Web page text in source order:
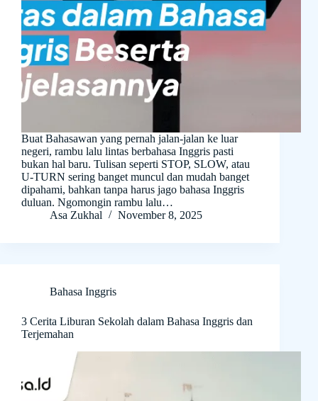
Buat Bahasawan yang pernah jalan-jalan ke luar
negeri, rambu lalu lintas berbahasa Inggris pasti
bukan hal baru. Tulisan seperti STOP, SLOW, atau
U-TURN sering banget muncul dan mudah banget
dipahami, bahkan tanpa harus jago bahasa Inggris
duluan. Ngomongin rambu lalu…
Asa Zukhal
November 8, 2025
Bahasa Inggris
3 Cerita Liburan Sekolah dalam Bahasa Inggris dan
Terjemahan